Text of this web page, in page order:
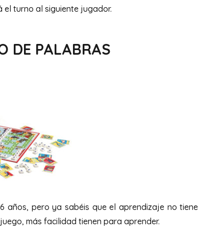
turno al siguiente jugador.
DE PALABRAS
años, pero ya sabéis que el aprendizaje no tiene
más facilidad tienen para aprender.